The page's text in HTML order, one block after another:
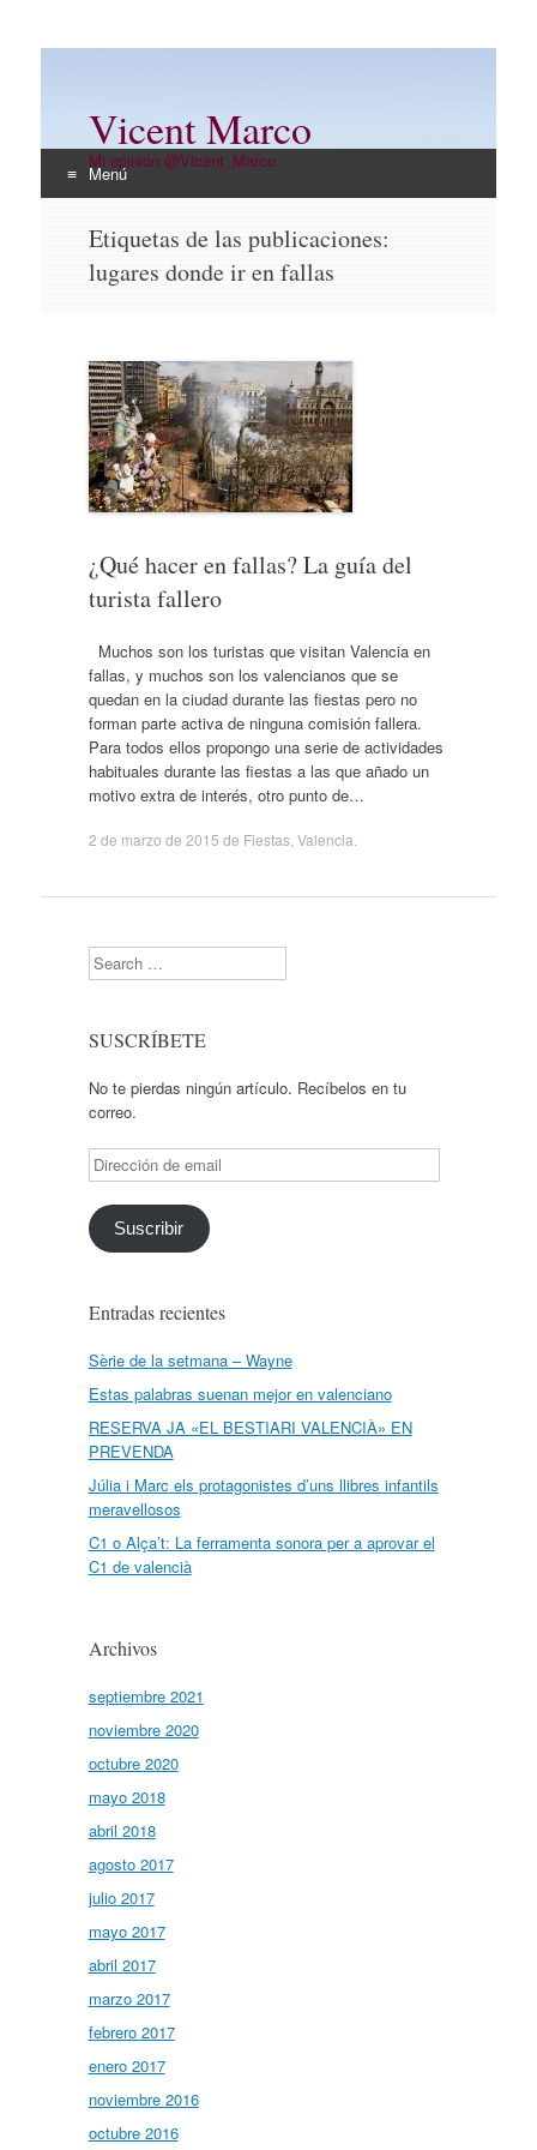
Vicent Marco
Mi opinión @Vicent_Marco
Menú
contenido
Etiquetas de las publicaciones:
lugares donde ir en fallas
¿Qué hacer en fallas? La guía del
turista fallero
Muchos son los turistas que visitan Valencia en
fallas, y muchos son los valencianos que se
quedan en la ciudad durante las fiestas pero no
forman parte activa de ninguna comisión fallera.
Para todos ellos propongo una serie de actividades
habituales durante las fiestas a las que añado un
motivo extra de interés, otro punto de…
2 de marzo de 2015 de Fiestas, Valencia
Search
SUSCRÍBETE
No te pierdas ningún artículo. Recíbelos en tu
correo.
Dirección
de
email
Suscribir
Entradas recientes
Sèrie de la setmana – Wayne
Estas palabras suenan mejor en valenciano
RESERVA JA «EL BESTIARI VALENCIÀ» EN
PREVENDA
Júlia i Marc els protagonistes d’uns llibres infantils
meravellosos
C1 o Alça’t: La ferramenta sonora per a aprovar el
C1 de valencià
Archivos
septiembre 2021
noviembre 2020
octubre 2020
mayo 2018
abril 2018
agosto 2017
julio 2017
mayo 2017
abril 2017
marzo 2017
febrero 2017
enero 2017
noviembre 2016
octubre 2016